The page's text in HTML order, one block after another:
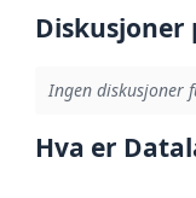
Diskusjoner
Ingen diskusjoner
Hva er